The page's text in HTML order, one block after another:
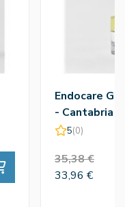
Endocare
- Cantabria
5(0)
35,38 €
33,96 €